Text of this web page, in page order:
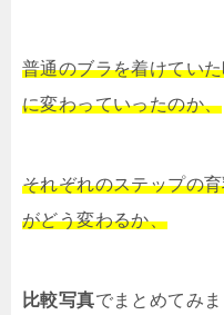
普通のブラを着けてい
に変わっていったのか、
それぞれのステップの
がどう変わるか、
比較写真でまとめてみま